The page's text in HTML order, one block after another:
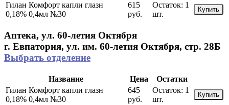
Гилан Комфорт капли глазн
0,18% 0,4мл №30
615
руб.
Остаток: 1
шт.
Купить
Аптека, ул. 60-летия Октября
г. Евпатория, ул. им. 60-летия Октября, стр. 28Б
Выбрать отделение
Название Цена
Остатки
Гилан Комфорт капли глазн
0,18% 0,4мл №30
645
руб.
Остаток: 1
шт.
Купить